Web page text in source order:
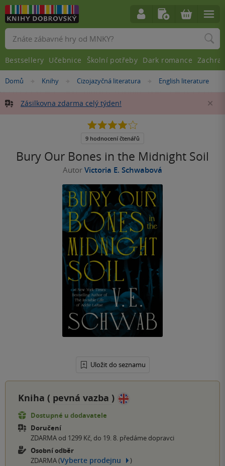
Nacházíte
zde:
Domů »
Knihy »
Cizojazyčná literatura »
English literature
Zásilkovna zdarma celý týden!
Bury Our Bones in the Midnight Soil
Autor Victoria E. Schwabová
Uložit do seznamu
3.9
5
9 hodnocení čtenářů
Kniha ( pevná vazba )
Dostupné u dodavatele
Doručení
ZDARMA od 1299 Kč, do 19. 8. předáme dopravci
Osobní odběr
ZDARMA (Vyberte prodejnu )
Vyhledávání
Bestsellery Učebnice Školní potřeby Dark romance